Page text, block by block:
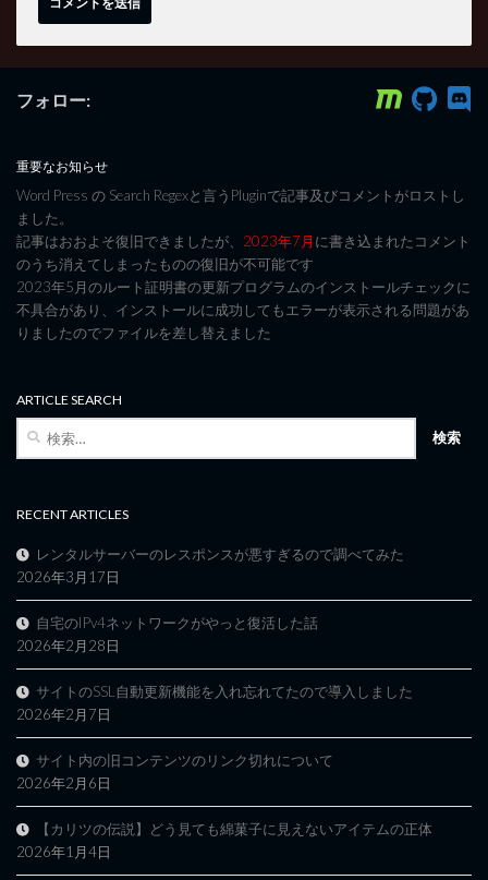
フォロー:
重要なお知らせ
Word Press の Search Regexと言うPluginで記事及びコメントがロストし
ました。
記事はおおよそ復旧できましたが、 2023年7月に書き込まれたコメント
のうち消えてしまったものの復旧が不可能です
2023年5月のルート証明書の更新プログラムのインストールチェックに
不具合があり、インストールに成功してもエラーが表示される問題があ
りましたのでファイルを差し替えました
ARTICLE SEARCH
RECENT ARTICLES
レンタルサーバーのレスポンスが悪すぎるので調べてみた
2026年3月17日
自宅のIPv4ネットワークがやっと復活した話
2026年2月28日
サイトのSSL自動更新機能を入れ忘れてたので導入しました
2026年2月7日
サイト内の旧コンテンツのリンク切れについて
2026年2月6日
【カリツの伝説】どう見ても綿菓子に見えないアイテムの正体
2026年1月4日